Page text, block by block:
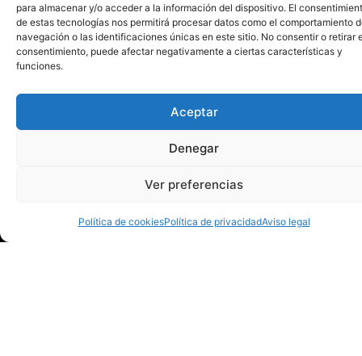
para almacenar y/o acceder a la información del dispositivo. El
de estas tecnologías nos permitirá procesar datos como el comportamiento
navegación o las identificaciones únicas en este sitio. No consentir o retirar
consentimiento, puede afectar negativamente a ciertas características y
funciones.
Aceptar
Denegar
Ver preferencias
Política de cookiesPolítica de privacidadAviso legal